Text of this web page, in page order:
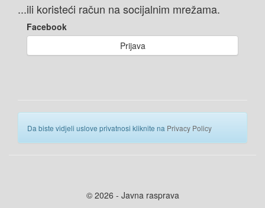
...ili koristeći račun na socijalnim mrežama.
Facebook
Prijava
Da biste vidjeli uslove privatnosi kliknite na Privacy Policy
© 2026 - Javna rasprava